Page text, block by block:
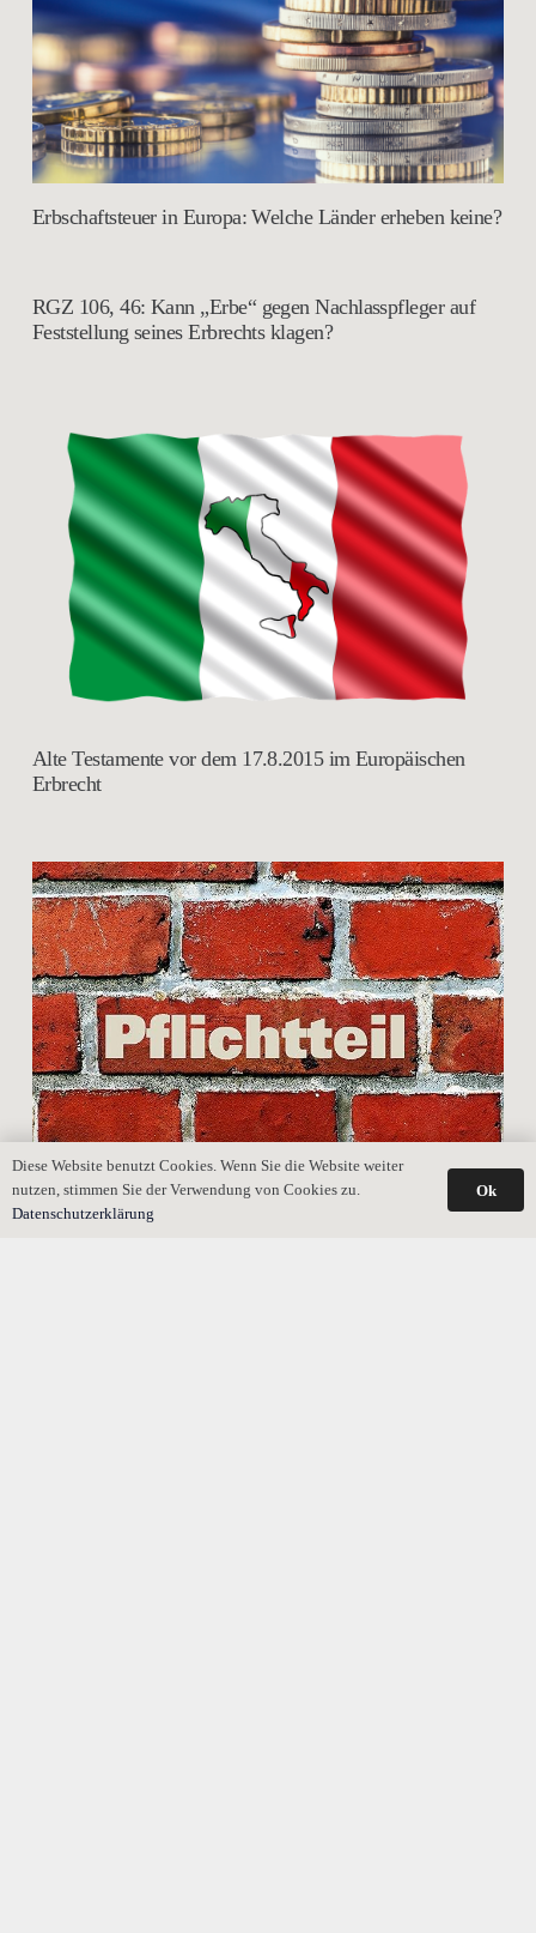
Erbschaftsteuer in Europa: Welche Länder erheben keine?
RGZ 106, 46: Kann „Erbe“ gegen Nachlasspfleger auf
Feststellung seines Erbrechts klagen?
Alte Testamente vor dem 17.8.2015 im Europäischen
Erbrecht
Pflichtteilsergänzung: Verjährter Anspruch als
Diese Website benutzt Cookies. Wenn Sie die Website weiter
nutzen, stimmen Sie der Verwendung von Cookies zu.
Datenschutzerklärung
Ok